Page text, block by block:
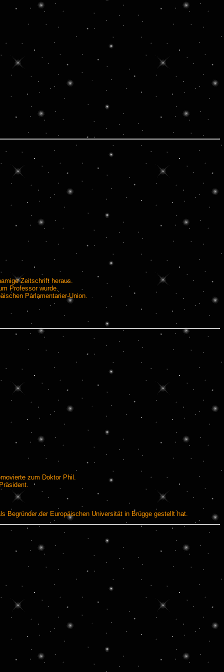
Zeitschrift heraus.
Professor wurde.
Parlamentarier-Union.
zum Doktor Phil.
Begründer der Europäischen Universität in Brügge gestellt hat.